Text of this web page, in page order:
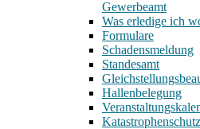
Gewerbeamt
Was erledige ich
Formulare
Schadensmeldung
Standesamt
Hallenbelegung
Katastrophenschutz